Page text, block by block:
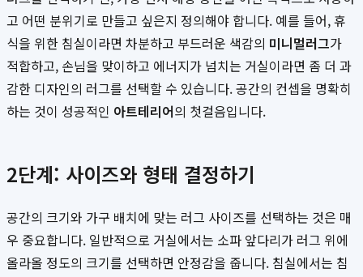
고 어떤 분위기로 만들고 싶은지 정의해야 합니다. 예를 들어, 휴
식을 위한 침실이라면 차분하고 부드러운 색감의 미니멀러그가
적합하고, 손님을 맞이하고 에너지가 넘치는 거실이라면 좀 더 과
감한 디자인의 러그를 선택할 수 있습니다. 공간의 컨셉을 명확히
하는 것이 성공적인 아트테리어의 첫걸음입니다.
2단계: 사이즈와 형태 결정하기
공간의 크기와 가구 배치에 맞는 러그 사이즈를 선택하는 것은 매
우 중요합니다. 일반적으로 거실에서는 소파 앞다리가 러그 위에
올라올 정도의 크기를 선택하면 안정감을 줍니다. 침실에서는 침